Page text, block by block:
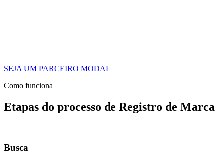
SEJA UM PARCEIRO MODAL
Como funciona
Etapas do processo de Registro de Marca
Busca